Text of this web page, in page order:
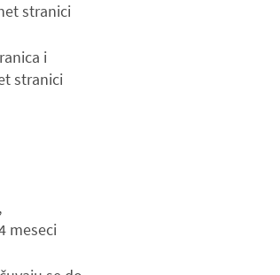
stranici
i
stranici
meseci